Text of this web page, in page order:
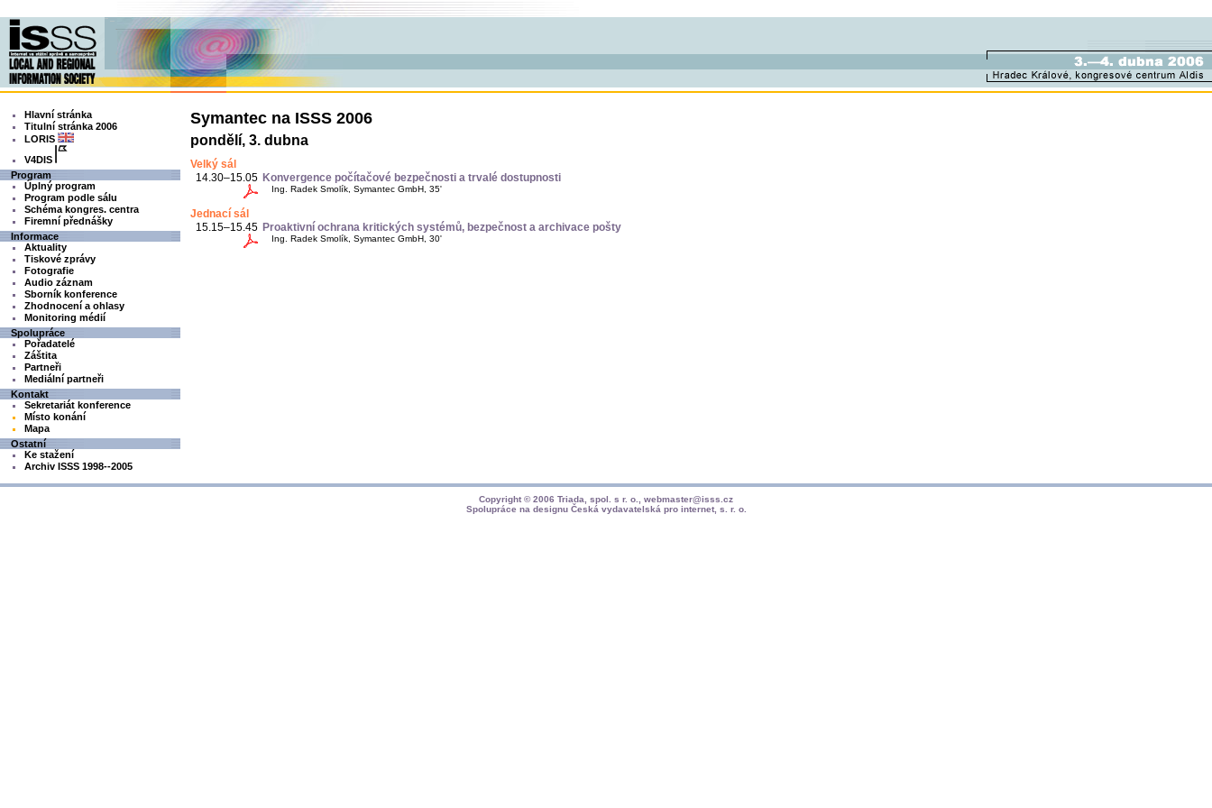
Hlavní stránka
Titulní stránka 2006
LORIS
V4DIS
Program
Úplný program
Program podle sálu
Schéma kongres. centra
Firemní přednášky
Informace
Aktuality
Tiskové zprávy
Fotografie
Audio záznam
Sborník konference
Zhodnocení a ohlasy
Monitoring médií
Spolupráce
Pořadatelé
Záštita
Partneři
Mediální partneři
Kontakt
Sekretariát konference
Místo konání
Mapa
Ostatní
Ke stažení
Archiv ISSS 1998--2005
Symantec na ISSS 2006
pondělí, 3. dubna
Velký sál
14.30–15.05 Konvergence počítačové bezpečnosti a trvalé dostupnosti
Ing. Radek Smolík, Symantec GmbH, 35'
Jednací sál
15.15–15.45 Proaktivní ochrana kritických systémů, bezpečnost a archivace pošty
Ing. Radek Smolík, Symantec GmbH, 30'
Copyright © 2006 Triada, spol. s r. o.
webmaster@isss.cz
Spolupráce na designu Česká vydavatelská pro internet, s. r. o.